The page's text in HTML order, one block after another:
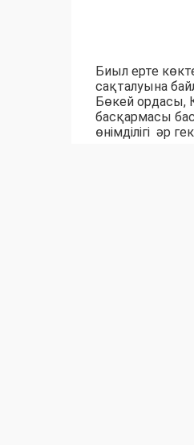
Биыл ерте
сақталуына
Бөкей
басқармасы
өнімділігі әр
жылғы мал